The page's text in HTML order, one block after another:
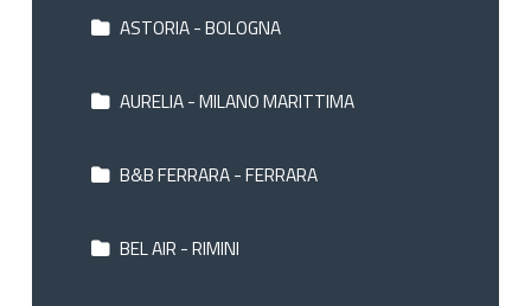
ASTORIA - BOLOGNA
AURELIA - MILANO MARITTIMA
B&B FERRARA - FERRARA
BEL AIR - RIMINI